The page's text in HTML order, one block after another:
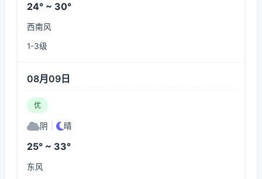
24° ~ 30°
西南风
1-3级
08月09日
优
阴 晴
25° ~ 33°
东风